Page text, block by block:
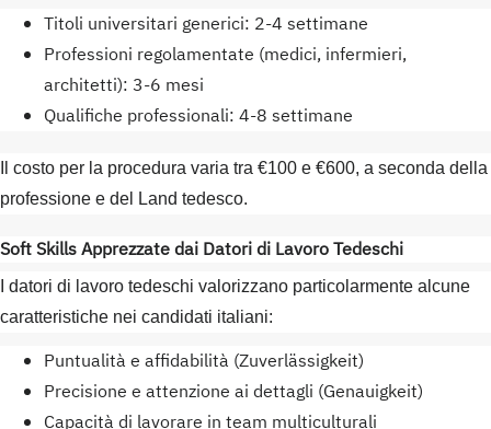
Titoli universitari generici: 2-4 settimane
Professioni regolamentate (medici, infermieri,
architetti): 3-6 mesi
Qualifiche professionali: 4-8 settimane
Il costo per la procedura varia tra €100 e €600, a seconda della
professione e del Land tedesco.
Soft Skills Apprezzate dai Datori di Lavoro Tedeschi
I datori di lavoro tedeschi valorizzano particolarmente alcune
caratteristiche nei candidati italiani:
Puntualità e affidabilità (Zuverlässigkeit)
Precisione e attenzione ai dettagli (Genauigkeit)
Capacità di lavorare in team multiculturali